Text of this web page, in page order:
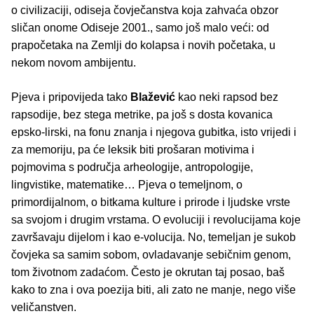
o civilizaciji, odiseja čovječanstva koja zahvaća obzor
sličan onome Odiseje 2001., samo još malo veći: od
prapočetaka na Zemlji do kolapsa i novih početaka, u
nekom novom ambijentu.
Pjeva i pripovijeda tako Blažević kao neki rapsod bez
rapsodije, bez stega metrike, pa još s dosta kovanica
epsko-lirski, na fonu znanja i njegova gubitka, isto vrijedi i
za memoriju, pa će leksik biti prošaran motivima i
pojmovima s područja arheologije, antropologije,
lingvistike, matematike… Pjeva o temeljnom, o
primordijalnom, o bitkama kulture i prirode i ljudske vrste
sa svojom i drugim vrstama. O evoluciji i revolucijama koje
završavaju dijelom i kao e-volucija. No, temeljan je sukob
čovjeka sa samim sobom, ovladavanje sebičnim genom,
tom životnom zadaćom. Često je okrutan taj posao, baš
kako to zna i ova poezija biti, ali zato ne manje, nego više
veličanstven.